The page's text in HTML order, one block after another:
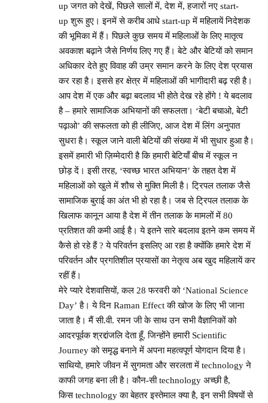
up जगत को देखें, पिछले सालों में, देश में, हजारों नए start-
up शुरू हुए। इनमें से करीब आधे start-up में महिलायें निदेशक
की भूमिका में हैं। पिछले कुछ समय में महिलाओं के लिए मातृत्व
अवकाश बढ़ाने जैसे निर्णय लिए गए हैं। बेटे और बेटियों को समान
अधिकार देते हुए विवाह की उम्र समान करने के लिए देश प्रयास
कर रहा है। इससे हर क्षेत्र में महिलाओं की भागीदारी बढ़ रही है।
आप देश में एक और बढ़ा बदलाव भी होते देख रहे होंगे ! ये बदलाव
है – हमारे सामाजिक अभियानों की सफलता। ‘बेटी बचाओ, बेटी
पढ़ाओ’ की सफलता को ही लीजिए, आज देश में लिंग अनुपात
सुधरा है। स्कूल जाने वाली बेटियों की संख्या में भी सुधार हुआ है।
इसमें हमारी भी ज़िम्मेदारी है कि हमारी बेटियाँ बीच में स्कूल न
छोड़ दें। इसी तरह, ‘स्वच्छ भारत अभियान’ के तहत देश में
महिलाओं को खुले में शौच से मुक्ति मिली है। ट्रिपल तलाक जैसे
सामाजिक बुराई का अंत भी हो रहा है। जब से ट्रिपल तलाक के
खिलाफ कानून आया है देश में तीन तलाक के मामलों में 80
प्रतिशत की कमी आई है। ये इतने सारे बदलाव इतने कम समय में
कैसे हो रहे हैं ? ये परिवर्तन इसलिए आ रहा है क्योंकि हमारे देश में
परिवर्तन और प्रगतिशील प्रयासों का नेतृत्व अब खुद महिलायें कर
रहीं हैं।
मेरे प्यारे देशवासियों, कल 28 फरवरी को ‘National Science
Day’ है। ये दिन Raman Effect की खोज के लिए भी जाना
जाता है। मैं सी.वी. रमन जी के साथ उन सभी वैज्ञानिकों को
आदरपूर्वक श्रद्दांजलि देता हूँ, जिन्होंने हमारी Scientific
Journey को समृद्ध बनाने में अपना महत्वपूर्ण योगदान दिया है।
साथियो, हमारे जीवन में सुगमता और सरलता में technology ने
काफी जगह बना ली है। कौन-सी technology अच्छी है,
किस technology का बेहतर इस्तेमाल क्या है, इन सभी विषयों से